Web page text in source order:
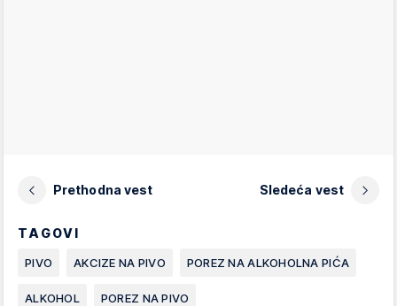
Prethodna vest Sledeća vest
TAGOVI
PIVO AKCIZE NA PIVO POREZ NA ALKOHOLNA PIĆA
ALKOHOL POREZ NA PIVO